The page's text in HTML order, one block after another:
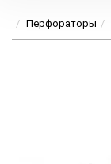
Перфораторы